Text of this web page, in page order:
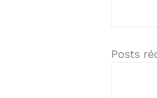
Posts